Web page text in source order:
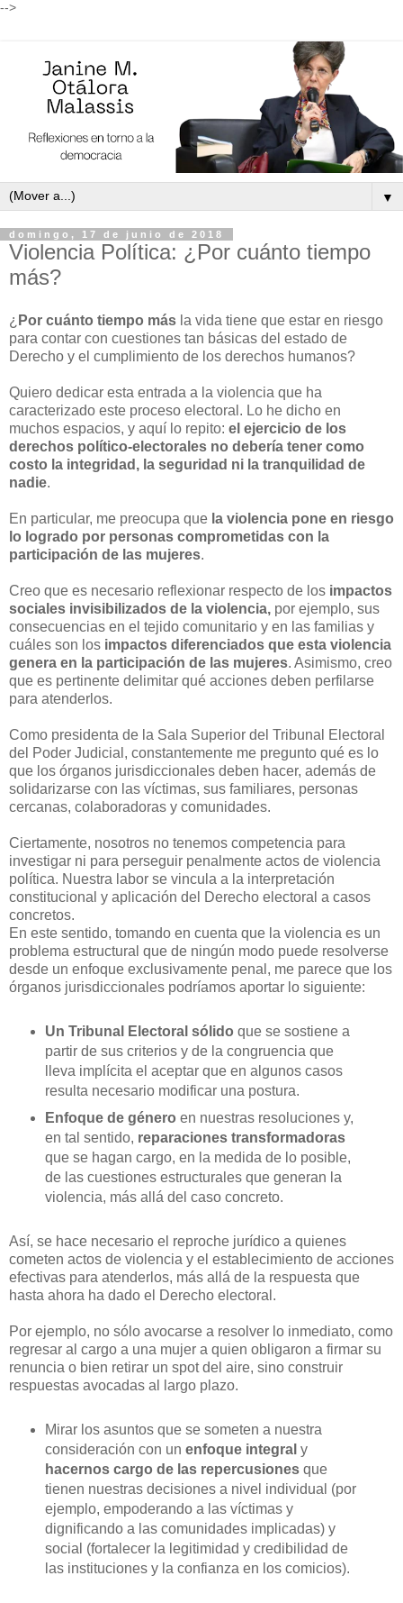
-->
▼
domingo, 17 de junio de 2018
Violencia Política: ¿Por cuánto tiempo
más?
¿ Por cuánto tiempo más la vida tiene que estar en riesgo
para contar con cuestiones tan básicas del estado de
Derecho y el cumplimiento de los derechos humanos?
Quiero dedicar esta entrada a la violencia que ha
caracterizado este proceso electoral. Lo he dicho en
muchos espacios, y aquí lo repito: el ejercicio de los
derechos político-electorales no debería tener como
costo la integridad, la seguridad ni la tranquilidad de
nadie.
En particular, me preocupa que la violencia pone en riesgo
lo logrado por personas comprometidas con la
participación de las mujeres.
Creo que es necesario reflexionar respecto de los impactos
sociales invisibilizados de la violencia, por ejemplo, sus
consecuencias en el tejido comunitario y en las familias y
cuáles son los impactos diferenciados que esta violencia
genera en la participación de las mujeres. Asimismo, creo
que es pertinente delimitar qué acciones deben perfilarse
para atenderlos.
Como presidenta de la Sala Superior del Tribunal Electoral
del Poder Judicial, constantemente me pregunto qué es lo
que los órganos jurisdiccionales deben hacer, además de
solidarizarse con las víctimas, sus familiares, personas
cercanas, colaboradoras y comunidades.
Ciertamente, nosotros no tenemos competencia para
investigar ni para perseguir penalmente actos de violencia
política. Nuestra labor se vincula a la interpretación
constitucional y aplicación del Derecho electoral a casos
concretos.
En este sentido, tomando en cuenta que la violencia es un
problema estructural que de ningún modo puede resolverse
desde un enfoque exclusivamente penal, me parece que los
órganos jurisdiccionales podríamos aportar lo siguiente:
Un Tribunal Electoral sólido que se sostiene a
partir de sus criterios y de la congruencia que
lleva implícita el aceptar que en algunos casos
resulta necesario modificar una postura.
Enfoque de género en nuestras resoluciones y,
en tal sentido, reparaciones transformadoras
que se hagan cargo, en la medida de lo posible,
de las cuestiones estructurales que generan la
violencia, más allá del caso concreto.
Así, se hace necesario el reproche jurídico a quienes
cometen actos de violencia y el establecimiento de acciones
efectivas para atenderlos, más allá de la respuesta que
hasta ahora ha dado el Derecho electoral.
Por ejemplo, no sólo avocarse a resolver lo inmediato, como
regresar al cargo a una mujer a quien obligaron a firmar su
renuncia o bien retirar un spot del aire, sino construir
respuestas avocadas al largo plazo.
Mirar los asuntos que se someten a nuestra
consideración con un enfoque integral y
hacernos cargo de las repercusionesque
tienen nuestras decisiones a nivel individual (por
ejemplo, empoderando a las víctimas y
dignificando a las comunidades implicadas) y
social (fortalecer la legitimidad y credibilidad de
las instituciones y la confianza en los comicios).